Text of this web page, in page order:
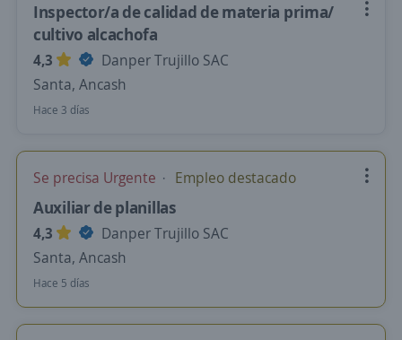
Inspector/a de calidad de materia prima/
cultivo alcachofa
4,3
Danper Trujillo SAC
Santa, Ancash
Hace 3 días
Se precisa Urgente Empleo destacado
Auxiliar de planillas
4,3
Danper Trujillo SAC
Santa, Ancash
Hace 5 días